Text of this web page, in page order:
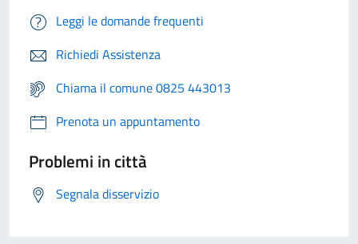
Leggi le domande frequenti
Richiedi Assistenza
Chiama il comune 0825 443013
Prenota un appuntamento
Problemi in città
Segnala disservizio